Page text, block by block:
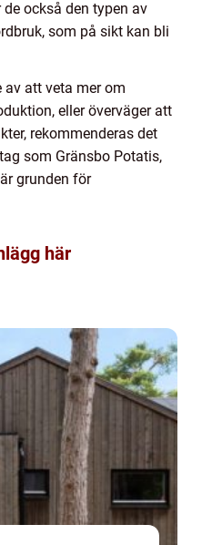
också den typen av
som på sikt kan bli
av att veta mer om
eller överväger att
rekommenderas det
som Gränsbo Potatis,
grunden för
här